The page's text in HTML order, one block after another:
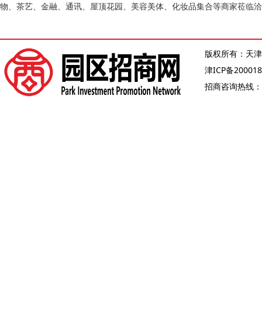
物、茶艺、金融、通讯、屋顶花园、美容美体、化妆品集合等商家莅临
版权所有：天
津ICP备
招商咨询热线：